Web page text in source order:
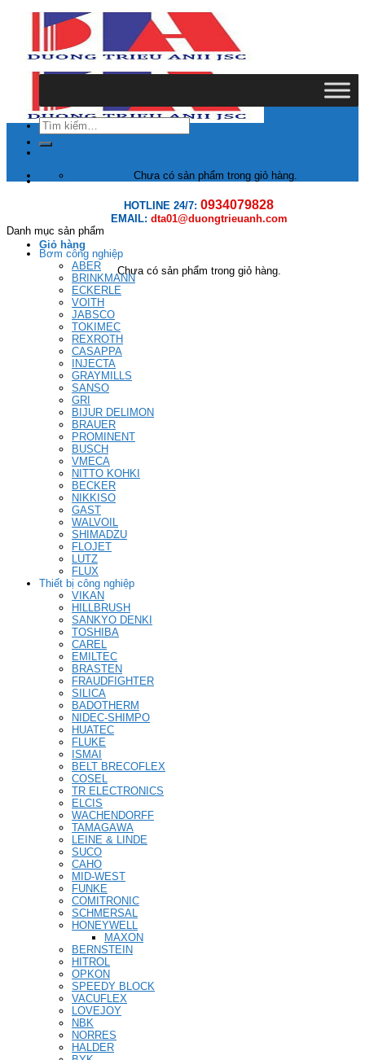
HOTLINE 24/7: 0934079828
EMAIL: dta01@duongtrieuanh.com
Giỏ hàng
Chưa có sản phẩm trong giỏ hàng.
Tìm
kiếm:
Chưa có sản phẩm trong giỏ hàng.
Danh mục sản phẩm
Bơm công nghiệp
ABER
BRINKMANN
ECKERLE
VOITH
JABSCO
TOKIMEC
REXROTH
CASAPPA
INJECTA
GRAYMILLS
SANSO
GRI
BIJUR DELIMON
BRAUER
PROMINENT
BUSCH
VMECA
NITTO KOHKI
BECKER
NIKKISO
GAST
WALVOIL
SHIMADZU
FLOJET
LUTZ
FLUX
Thiết bị công nghiệp
VIKAN
HILLBRUSH
SANKYO DENKI
TOSHIBA
CAREL
EMILTEC
BRASTEN
FRAUDFIGHTER
SILICA
BADOTHERM
NIDEC-SHIMPO
HUATEC
FLUKE
ISMAI
BELT BRECOFLEX
COSEL
TR ELECTRONICS
ELCIS
WACHENDORFF
TAMAGAWA
LEINE & LINDE
SUCO
CAHO
MID-WEST
FUNKE
COMITRONIC
SCHMERSAL
HONEYWELL
MAXON
BERNSTEIN
HITROL
OPKON
SPEEDY BLOCK
VACUFLEX
LOVEJOY
NBK
NORRES
HALDER